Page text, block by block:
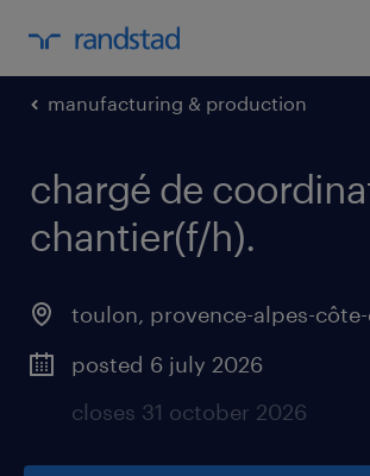
manufacturing & production
chargé de
chantier(f/h).
toulon, provence-alpes-
posted 6 july 2026
closes 31 october 2026